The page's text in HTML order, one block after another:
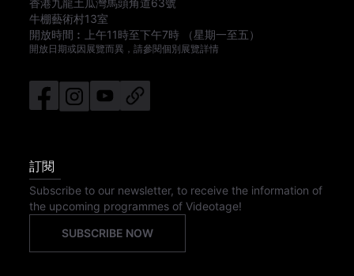
香港九龍土瓜灣馬頭角道63號
牛棚藝術村13室
開放時間︰
上午11時至下午7時 （星期一至五）
開放日期或因展覽而異，請參閱個別展覽詳情
訂閱
Subscribe to our newsletter, to receive the information of
the upcoming programmes of Videotage!
SUBSCRIBE NOW